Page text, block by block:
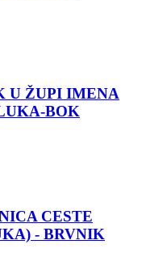
U ŽUPI IMENA
BOK
CESTE
- BRVNIK